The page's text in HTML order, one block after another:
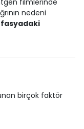
filmlerinde
nedeni
birçok faktör